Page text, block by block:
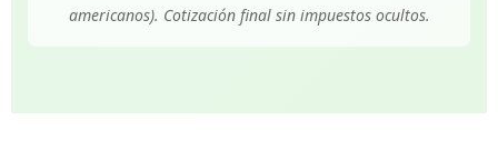
americanos). Cotización final sin impuestos ocultos.